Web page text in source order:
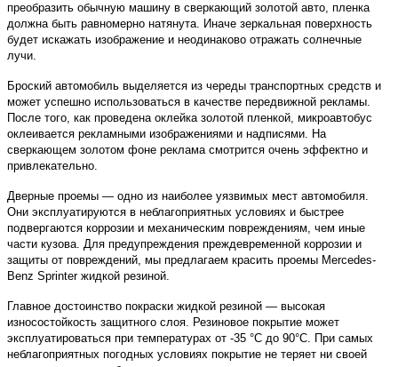
преобразить обычную машину в сверкающий золотой авто, пленка
должна быть равномерно натянута. Иначе зеркальная поверхность
будет искажать изображение и неодинаково отражать солнечные
лучи.
Броский автомобиль выделяется из череды транспортных средств и
может успешно использоваться в качестве передвижной рекламы.
После того, как проведена оклейка золотой пленкой, микроавтобус
оклеивается рекламными изображениями и надписями. На
сверкающем золотом фоне реклама смотрится очень эффектно и
привлекательно.
Дверные проемы — одно из наиболее уязвимых мест автомобиля.
Они эксплуатируются в неблагоприятных условиях и быстрее
подвергаются коррозии и механическим повреждениям, чем иные
части кузова. Для предупреждения преждевременной коррозии и
защиты от повреждений, мы предлагаем красить проемы Mercedes-
Benz Sprinter жидкой резиной.
Главное достоинство покраски жидкой резиной — высокая
износостойкость защитного слоя. Резиновое покрытие может
эксплуатироваться при температурах от -35 °С до 90°С. При самых
неблагоприятных погодных условиях покрытие не теряет ни своей